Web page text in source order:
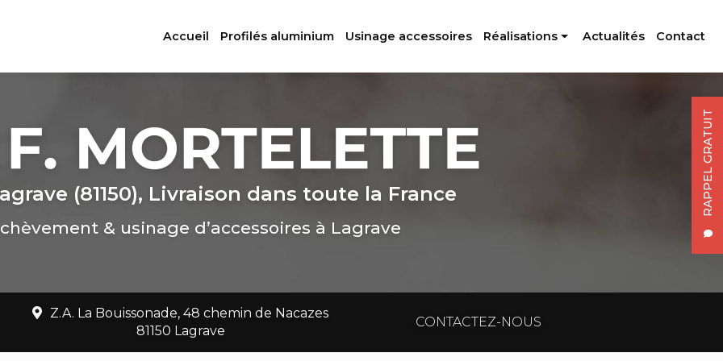
RAPPEL GRATUIT
Accueil Profilés aluminium Usinage accessoires Réalisations Actualités Contact
(81150), Livraison dans toute la France
& usinage d’accessoires à Lagrave
Z.A. La Bouissonade, 48 chemin de Nacazes
81150 Lagrave
CONTACTEZ-NOUS